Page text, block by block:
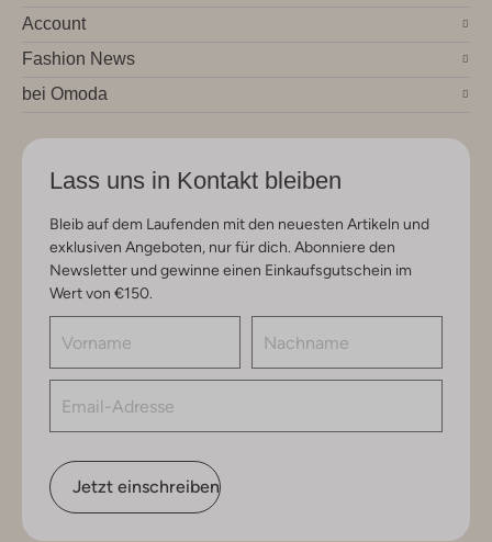
Account
Fashion News
bei Omoda
Lass uns in Kontakt bleiben
Bleib auf dem Laufenden mit den neuesten Artikeln und
exklusiven Angeboten, nur für dich. Abonniere den
Newsletter und gewinne einen Einkaufsgutschein im
Wert von €150.
Jetzt einschreiben